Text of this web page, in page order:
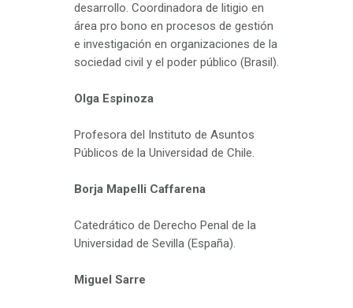
desarrollo. Coordinadora de litigio en
área pro bono en procesos de gestión
e investigación en organizaciones de la
sociedad civil y el poder público (Brasil).
Olga Espinoza
Profesora del Instituto de Asuntos
Públicos de la Universidad de Chile.
Borja Mapelli Caffarena
Catedrático de Derecho Penal de la
Universidad de Sevilla (España).
Miguel Sarre